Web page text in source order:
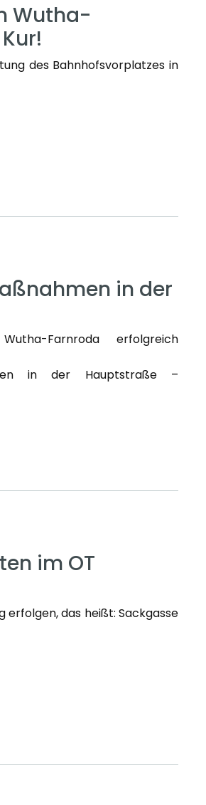
Wutha-
des Bahnhofsvorplatzes in
in der
Farnroda erfolgreich
in der Hauptstraße –
im OT
das heißt: Sackgasse